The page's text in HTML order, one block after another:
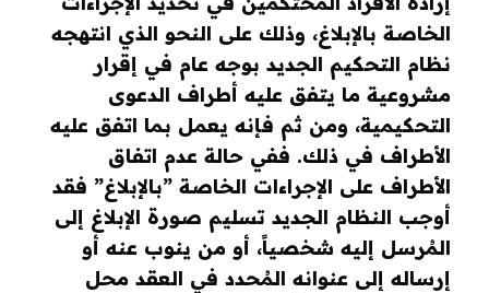
الخاصة بالإبلاغ، وذلك على النحو الذي انتهجه
نظام التحكيم الجديد بوجه عام في إقرار
مشروعية ما يتفق عليه أطراف الدعوى
التحكيمية، ومن ثم فإنه يعمل بما اتفق عليه
الأطراف في ذلك. ففي حالة عدم اتفاق
الأطراف على الإجراءات الخاصة ”بالإبلاغ” فقد
أوجب النظام الجديد تسليم صورة الإبلاغ إلى
المُرسل إليه شخصياً، أو من ينوب عنه أو
إرساله إلى عنوانه المُحدد في العقد محل